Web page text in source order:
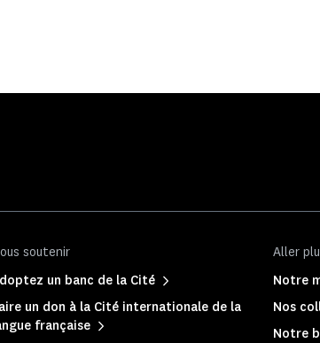
soutenir
un banc de la Cité
un don à la Cité internationale de la
française
Aller
Notre
Nos
Notre